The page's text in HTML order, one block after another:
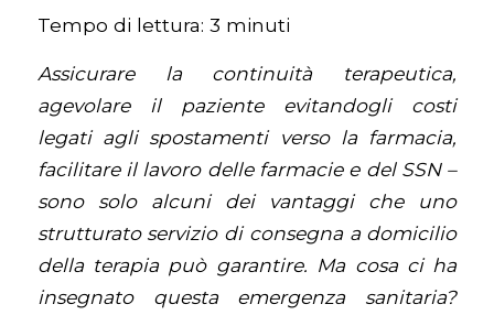
Tempo di lettura: 3 minuti
Assicurare la continuità terapeutica,
agevolare il paziente evitandogli costi
legati agli spostamenti verso la farmacia,
facilitare il lavoro delle farmacie e del SSN –
sono solo alcuni dei vantaggi che uno
strutturato servizio di consegna a domicilio
della terapia può garantire. Ma cosa ci ha
insegnato questa emergenza sanitaria?